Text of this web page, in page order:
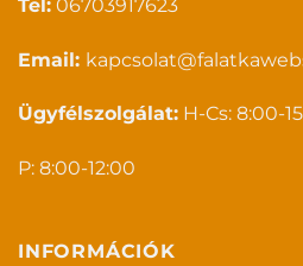
Tel: 06703917623
Email:
Ügyfélszolgálat: H-Cs: 8:00-
P: 8:00-12:00
INFORMÁCIÓK